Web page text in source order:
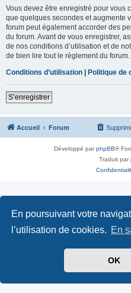
En poursuivant votre
l’utilisation de cookies. En
OK
Vous devez être enregistré pour vous
que quelques secondes et augmente
forum peut également accorder des
du forum. Avant de vous enregistrer,
de nos conditions d’utilisation et de
de bien lire tout le règlement du forum.
Conditions d’utilisation | Politique de
S’enregistrer
Accueil Forum
Développé parphpBB®
Traduit par